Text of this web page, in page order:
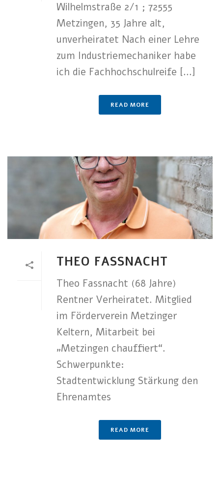
Wilhelmstraße 2/1 ; 72555
Metzingen, 35 Jahre alt,
unverheiratet Nach einer Lehre
zum Industriemechaniker habe
ich die Fachhochschulreife [...]
READ MORE
THEO FASSNACHT
Theo Fassnacht (68 Jahre)
Rentner Verheiratet. Mitglied
im Förderverein Metzinger
Keltern, Mitarbeit bei
„Metzingen chauffiert“.
Schwerpunkte:
Stadtentwicklung Stärkung den
Ehrenamtes
READ MORE